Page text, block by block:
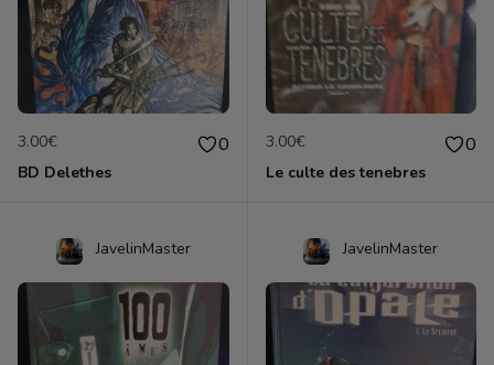
3.00€ 0
BD Delethes
3.00€ 0
Le culte des tenebres
JavelinMaster JavelinMaster